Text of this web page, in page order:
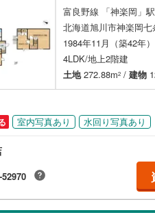
富良野線 「神楽岡」
北海道旭川市神楽岡七
1984年11月（築42年）
4LDK/地上2階建
土地272.88m2 / 建物
室内写真あり 水回り写真あり
) 紋
町(0) 有
町
虻
わ町
町(0) 浦
町
町(0
町(0) 上